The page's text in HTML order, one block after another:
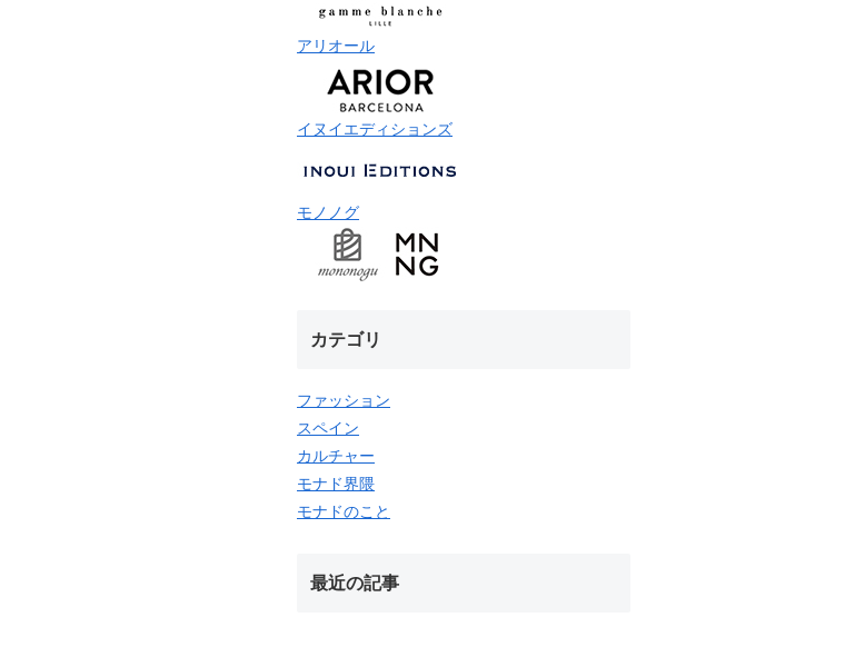
アリオール
イヌイエディションズ
モノノグ
カテゴリ
ファッション
スペイン
カルチャー
モナド界隈
モナドのこと
最近の記事